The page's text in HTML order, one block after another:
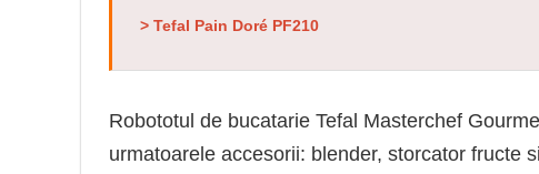
> Tefal Pain Doré PF210
Robototul de bucatarie Tefal Masterchef
urmatoarele accesorii: blender, storcator fructe